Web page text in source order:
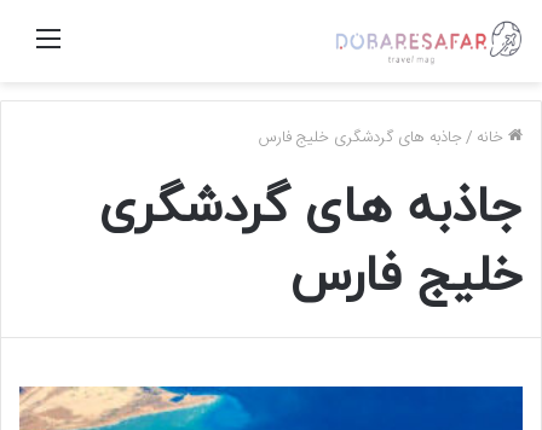
منو
خانه /جاذبه های گردشگری خلیج فارس
جاذبه های گردشگری
خلیج فارس